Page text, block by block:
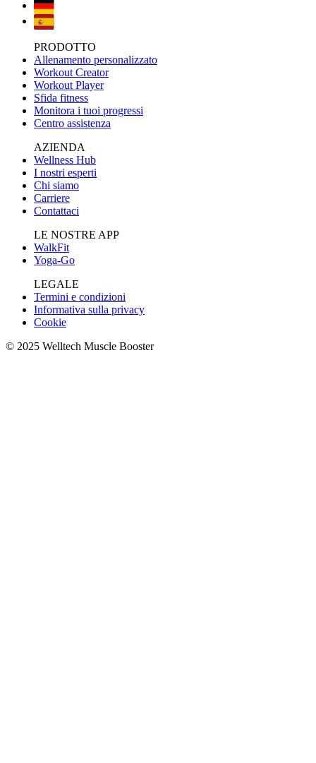
PRODOTTO
Allenamento personalizzato
Workout Creator
Workout Player
Sfida fitness
Monitora i tuoi progressi
Centro assistenza
AZIENDA
Wellness Hub
I nostri esperti
Chi siamo
Carriere
Contattaci
LE NOSTRE APP
WalkFit
Yoga-Go
LEGALE
Termini e condizioni
Informativa sulla privacy
Cookie
© 2025 Welltech Muscle Booster